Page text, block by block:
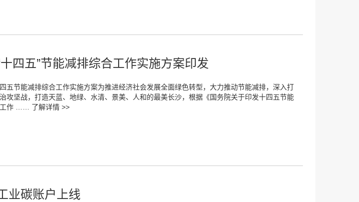
四五”节能减排综合工作实施方案印发
五节能减排综合工作实施方案为推进经济社会发展全面绿色转型，大力推动节能减排，深入打
攻坚战，打造天蓝、地绿、水清、景美、人和的最美长沙，根据《国务院关于印发十四五节能
工作 …… 了解详情 >>
业碳账户上线